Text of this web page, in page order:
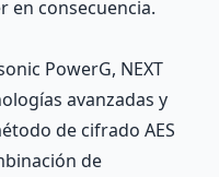
en consecuencia.
PowerG, NEXT
avanzadas y
de cifrado AES
de